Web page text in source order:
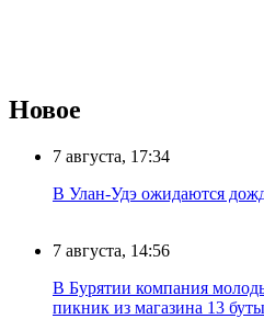
Новое
7 августа, 17:34
В Улан-Удэ ожидаются
7 августа, 14:56
В Бурятии компания
пикник из магазина 13